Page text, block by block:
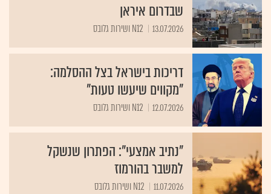
שבדרום איראן
13.07.2026 N12 ושירות גלובס
דריכות בישראל בצל ההסלמה:
"מקווים שיעשו טעות"
12.07.2026 N12 ושירות גלובס
"נתיב אמצעי": הפתרון שנשקל
למשבר בהורמוז
11.07.2026 N12 ושירות גלובס